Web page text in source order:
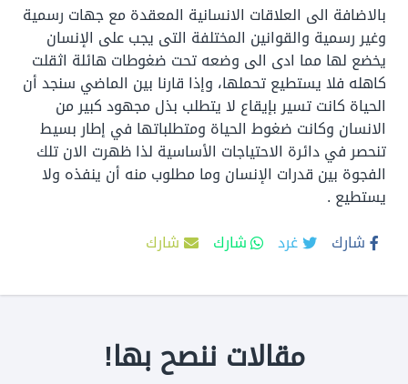
بالاضافة الى العلاقات الانسانية المعقدة مع جهات رسمية
وغير رسمية والقوانين المختلفة التى يجب على الإنسان
يخضع لها مما ادى الى وضعه تحت ضغوطات هائلة اثقلت
كاهله فلا يستطيع تحملها، وإذا قارنا بين الماضي سنجد أن
الحياة كانت تسير بإيقاع لا يتطلب بذل مجهود كبير من
الانسان وكانت ضغوط الحياة ومتطلباتها في إطار بسيط
تنحصر في دائرة الاحتياجات الأساسية لذا ظهرت الان تلك
الفجوة بين قدرات الإنسان وما مطلوب منه أن ينفذه ولا
يستطيع .
شارك
غرد شارك شارك
مقالات ننصح بها!